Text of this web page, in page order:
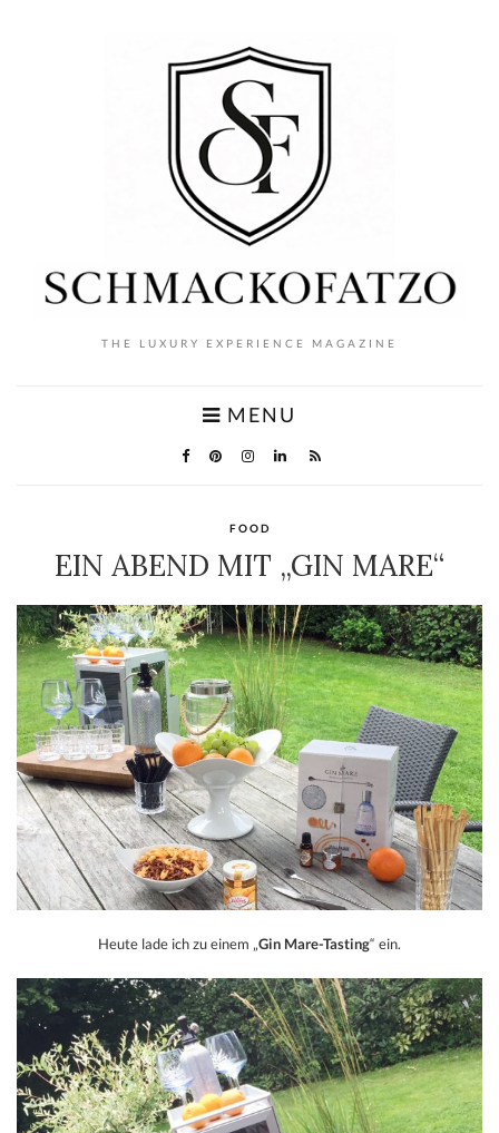
THE LUXURY EXPERIENCE MAGAZINE
MENU
FOOD
EIN ABEND MIT „GIN MARE“
Heute lade ich zu einem „Gin Mare-Tasting“ ein.